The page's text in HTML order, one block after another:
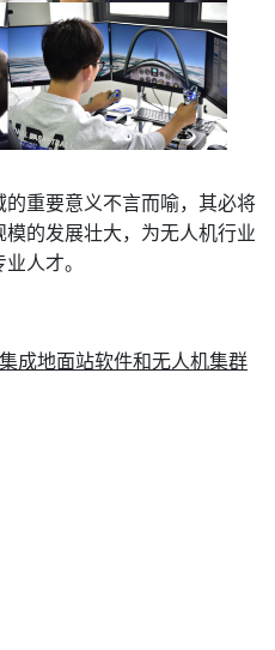
重要意义不言而喻，其必将
的发展壮大，为无人机行业
人才。
成地面站软件和无人机集群